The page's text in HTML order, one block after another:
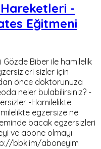
-
Eğitmeni
Gözde Biber ile hamilelik
sizler için
önce doktorunuza
neler bulabilirsiniz? -
-Hamilelikte
egzersize ne
bacak egzersizleri
ve abone olmayı
bbk.im/aboneyim